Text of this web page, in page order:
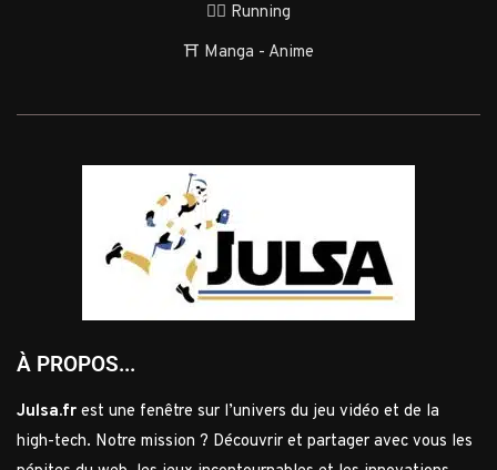
🏃‍♂️ Running
⛩️ Manga - Anime
À PROPOS...
Julsa.fr est une fenêtre sur l’univers du jeu vidéo et de la
high-tech. Notre mission ? Découvrir et partager avec vous les